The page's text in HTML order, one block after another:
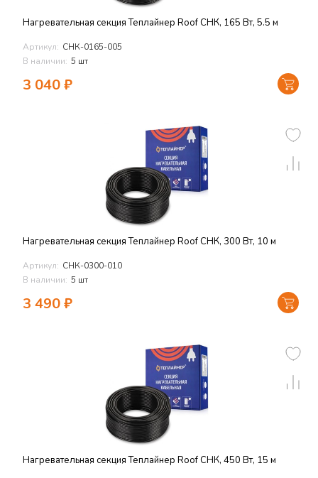
Нагревательная секция Теплайнер Roof СНК, 165 Вт, 5.5 м
Артикул: СНК-0165-005
В наличии: 5 шт
3 040₽
Нагревательная секция Теплайнер Roof СНК, 300 Вт, 10 м
Артикул: СНК-0300-010
В наличии: 5 шт
3 490₽
Нагревательная секция Теплайнер Roof СНК, 450 Вт, 15 м